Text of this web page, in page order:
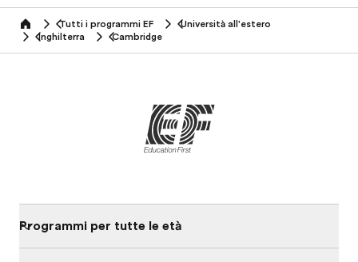
home Tutti i programmi EF
Università all'estero
Inghilterra
Cambridge
Programmi per tutte le età